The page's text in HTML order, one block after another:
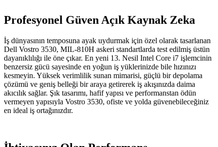
Profesyonel Güven Açık Kaynak Zeka
İş dünyasının temposuna ayak uydurmak için özel olarak tasarlanan
Dell Vostro 3530, MIL-810H askeri standartlarda test edilmiş üstün
dayanıklılığı ile öne çıkar. En yeni 13. Nesil Intel Core i7 işlemcinin
benzersiz gücü sayesinde en yoğun iş yüklerinizde bile hızınızı
kesmeyin. Yüksek verimlilik sunan mimarisi, güçlü bir depolama
çözümü ve geniş belleği bir araya getirerek iş akışınızda daima
akıcılık sağlar. Şık tasarımı, hafif yapısı ve performanstan ödün
vermeyen yapısıyla Vostro 3530, ofiste ve yolda güvenebileceğiniz
en ideal iş ortağınızdır.